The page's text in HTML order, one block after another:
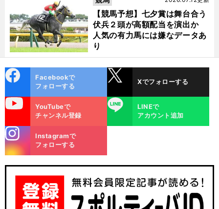
【競馬予想】七夕賞は舞台合う
伏兵２頭が高額配当を演出か
人気の有力馬には嫌なデータあ
り
ok
Facebookで
フォローする
Xでフォローする
YouTubeで
チャンネル登録
LINE
LINEで
アカウント追加
m
Instagramで
フォローする